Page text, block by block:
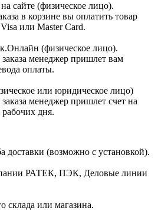
сайте (физическое лицо).
в корзине вы оплатить товар
или Master Card.
(физическое лицо).
менеджер пришлет вам
оплаты.
или юридическое лицо)
менеджер пришлет счет на
рабочих дня.
доставки (возможно с установкой).
РАТЕК, ПЭК, Деловые линии
склада или магазина.